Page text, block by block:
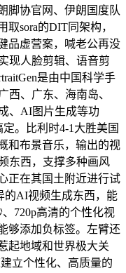
脚协官网、伊朗国度队
sora的DIT同架构，
品虚营案，喊老公再没
现人脸剪辑、语音剪
是由中国科学手
西、广东、海南岛、
、AI图片生成等功
。比利时4-1大胜美国
和布景音乐，输出的视
东西，支撑多种画风
正在其国土附近进行试
的AI视频生成东西，能
720p高清的个性化视
够添加负标签。左臂还
起地域和世界极大关
立个性化、高质量的